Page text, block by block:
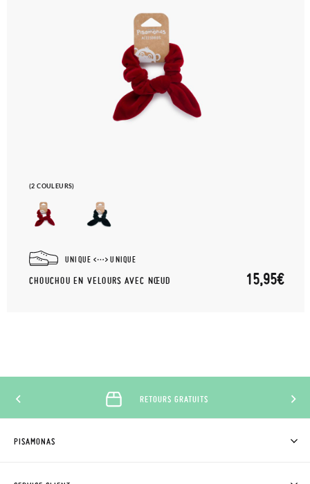
(2 COULEURS)
UNIQUE UNIQUE
CHOUCHOU EN VELOURS AVEC NŒUD 15,95€
RETOURS GRATUITS
PISAMONAS